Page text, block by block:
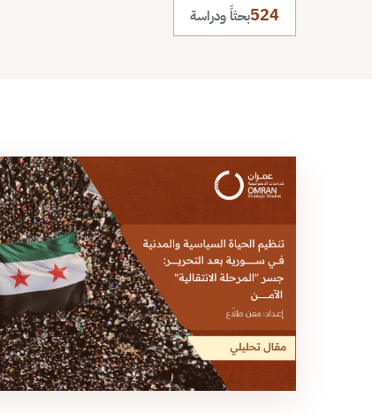
524بحثاً ودراسة